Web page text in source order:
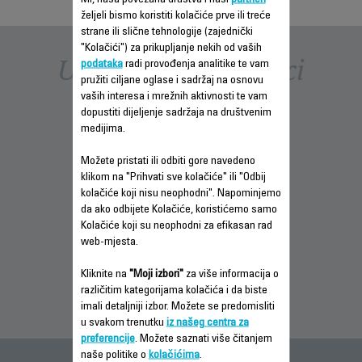
Uputstva i priručnici
INFORMACIJE O
GARANCIJI
INFORMACIJE O
GARANCIJI
INFORMACIJE O
željeli bismo koristiti kolačiće prve ili treće
strane ili slične tehnologije (zajednički
"Kolačići") za prikupljanje nekih od vaših
podatakaradi provođenja analitike te vam
pružiti ciljane oglase i sadržaj na osnovu
vaših interesa i mrežnih aktivnosti te vam
dopustiti dijeljenje sadržaja na društvenim
medijima.
Možete pristati ili odbiti gore navedeno
klikom na "Prihvati sve kolačiće" ili "Odbij
kolačiće koji nisu neophodni". Napominjemo
da ako odbijete Kolačiće, koristićemo samo
Kolačiće koji su neophodni za efikasan rad
web-mjesta.
Kliknite na "Moji izbori"za više informacija o
različitim kategorijama kolačića i da biste
imali detaljniji izbor. Možete se predomisliti
u svakom trenutku iz našeg centra za
preferencije. Možete saznati više čitanjem
naše politike o kolačićima.